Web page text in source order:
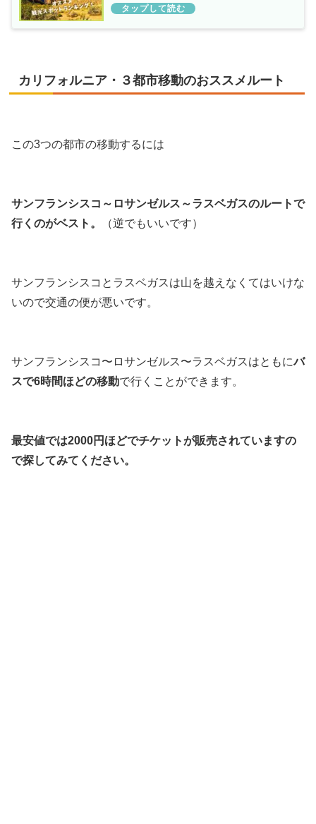
ュメント！
カリフォルニア・３都市移動のおススメルート
この3つの都市の移動するには
サンフランシスコ～ロサンゼルス～ラスベガスのルートで
行くのがベスト。
（逆でもいいです）
サンフランシスコとラスベガスは山を越えなくてはいけな
いので交通の便が悪いです。
サンフランシスコ〜ロサンゼルス〜ラスベガスはともにバ
スで6時間ほどの移動で行くことができます。
最安値では2000円ほどでチケットが販売されていますの
で探してみてください。